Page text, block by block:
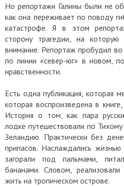
Но репортажи Галины были не
как она переживает по поводу
катастрофе. Я в этом
сторону трагедии, на
внимание. Репортаж пробудил
по линии «север-юг» в новом,
нравственности.
Есть одна публикация, которая
которая воспроизведена в
История о том, как пара
лодке путешествовали по
Зеландию. Практически без
припасов. Наслаждались
загорали под пальмами,
бананами. Словом,
жить на тропическом острове.